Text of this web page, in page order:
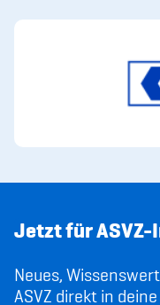
Jetzt für
Neues,
ASVZ direkt in